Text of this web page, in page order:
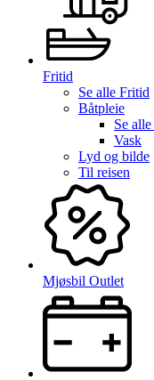
Fritid
Se alle Fritid
Båtpleie
Se alle
Vask
Lyd og bilde
Til reisen
Mjøsbil Outlet